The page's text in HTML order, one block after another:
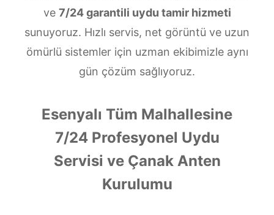
ve 7/24 garantili uydu tamir hizmeti
sunuyoruz. Hızlı servis, net görüntü ve uzun
ömürlü sistemler için uzman ekibimizle aynı
gün çözüm sağlıyoruz.
Esenyalı Tüm Malhallesine
7/24 Profesyonel Uydu
Servisi ve Çanak Anten
Kurulumu